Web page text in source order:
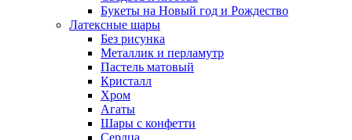
Букеты на Новый год и Рождество
Латексные шары
Без рисунка
Металлик и перламутр
Пастель матовый
Кристалл
Хром
Агаты
Шары с конфетти
Сердца